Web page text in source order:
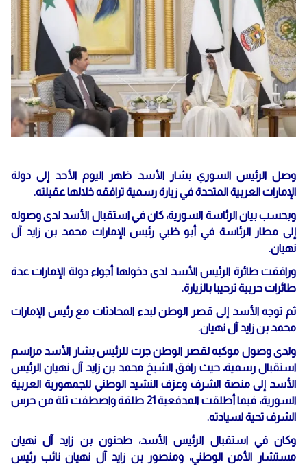
وصل الرئيس السوري بشار الأسد ظهر اليوم الأحد إلى دولة
الإمارات العربية المتحدة في زيارة رسمية ترافقه خلالها عقيلته.
وبحسب بيان الرئاسة السورية، كان في استقبال الأسد لدى وصوله
إلى مطار الرئاسة في أبو ظبي رئيس الإمارات محمد بن زايد آل
نهيان.
ورافقت طائرة الرئيس الأسد لدى دخولها أجواء دولة الإمارات عدة
طائرات حربية ترحيبا بالزيارة.
ثم توجه الأسد إلى قصر الوطن لبدء المحادثات مع رئيس الإمارات
محمد بن زايد آل نهيان.
ولدى وصول موكبه لقصر الوطن جرت للرئيس بشار الأسد مراسم
استقبال رسمية، حيث رافق الشيخ محمد بن زايد آل نهيان الرئيس
الأسد إلى منصة الشرف وعزف النشيد الوطني للجمهورية العربية
السورية، فيما أطلقت المدفعية 21 طلقة واصطفت ثلة من حرس
الشرف تحية لسيادته.
وكان في استقبال الرئيس الأسد، طحنون بن زايد آل نهيان
مستشار الأمن الوطني، ومنصور بن زايد آل نهيان نائب رئيس